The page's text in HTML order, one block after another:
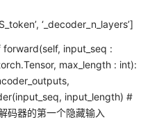
‘_decoder_n_layers’]
input_seq :
max_length : int):
input_length) #
码器的第一个隐藏输入